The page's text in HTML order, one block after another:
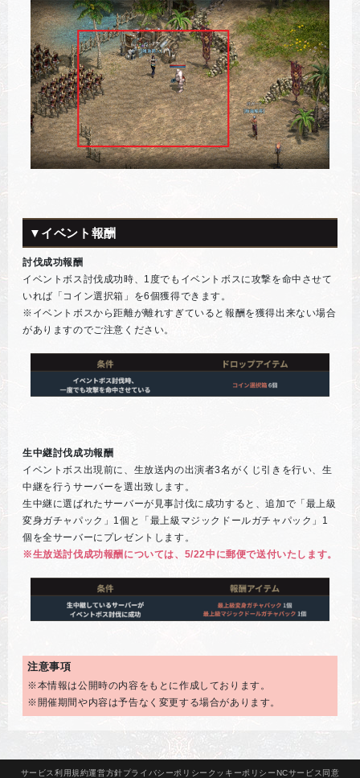
▼イベント報酬
討伐成功報酬
イベントボス討伐成功時、1度でもイベントボスに攻撃を命中させて
いれば「コイン選択箱」を6個獲得できます。
※イベントボスから距離が離れすぎていると報酬を獲得出来ない場合
がありますのでご注意ください。
生中継討伐成功報酬
イベントボス出現前に、生放送内の出演者3名がくじ引きを行い、生
中継を行うサーバーを選出致します。
生中継に選ばれたサーバーが見事討伐に成功すると、追加で「最上級
変身ガチャパック」1個と「最上級マジックドールガチャパック」1
個を全サーバーにプレゼントします。
※生放送討伐成功報酬については、5/22中に郵便で送付いたします。
注意事項
※本情報は公開時の内容をもとに作成しております。
※開催期間や内容は予告なく変更する場合があります。
サービス 利用規約運営方針プライバシーポリシー クッキーポリシーNCサービス 同意